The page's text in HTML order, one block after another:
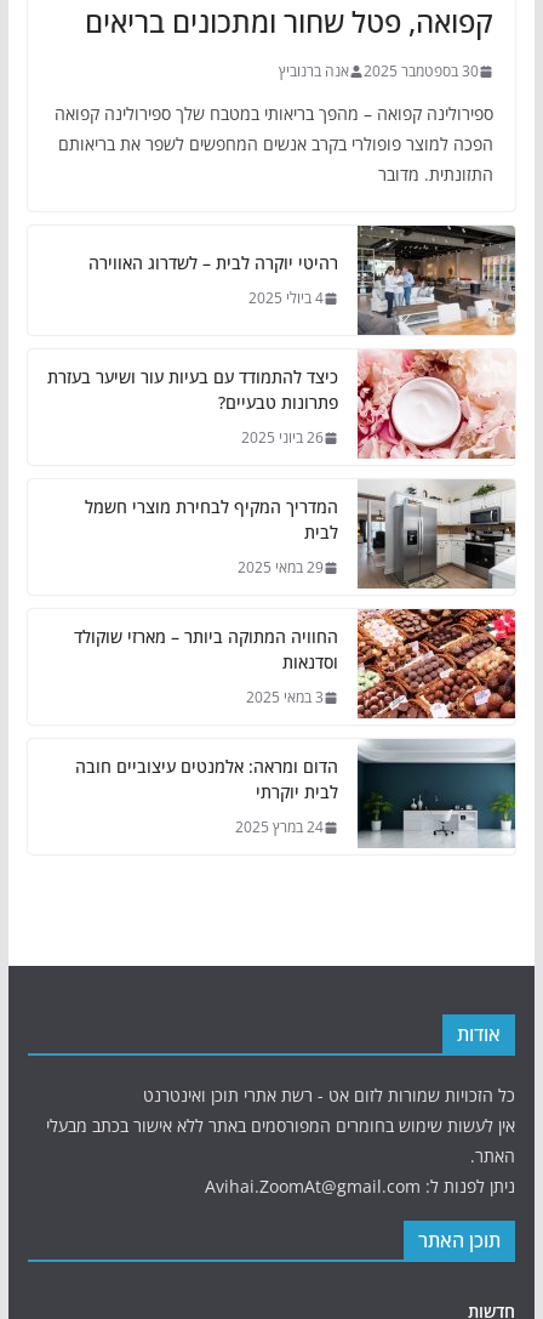
קפואה, פטל שחור ומתכונים בריאים
30 בספטמבר 2025 אנה ברנוביץ
ספירולינה קפואה – מהפך בריאותי במטבח שלך ספירולינה קפואה
הפכה למוצר פופולרי בקרב אנשים המחפשים לשפר את בריאותם
התזונתית. מדובר
רהיטי יוקרה לבית – לשדרוג האווירה
4 ביולי 2025
כיצד להתמודד עם בעיות עור ושיער בעזרת
פתרונות טבעיים?
26 ביוני 2025
המדריך המקיף לבחירת מוצרי חשמל
לבית
29 במאי 2025
החוויה המתוקה ביותר – מארזי שוקולד
וסדנאות
3 במאי 2025
הדום ומראה: אלמנטים עיצוביים חובה
לבית יוקרתי
24 במרץ 2025
אודות
כל הזכויות שמורות לזום אט - רשת אתרי תוכן ואינטרנט
אין לעשות שימוש בחומרים המפורסמים באתר ללא אישור בכתב מבעלי
האתר.
ניתן לפנות ל: Avihai.ZoomAt@gmail.com
תוכן האתר
חדשות